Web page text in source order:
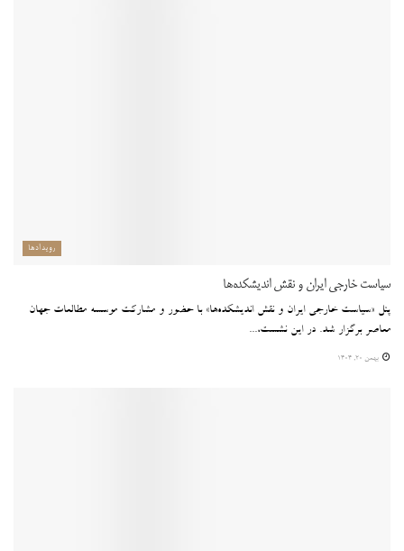
رویدادها
سیاست خارجی ایران و نقش اندیشکده‌ها
پنل «سیاست خارجی ایران و نقش اندیشکده‌ها» با حضور و مشارکت موسسه مطالعات جهان
معاصر برگزار شد. در این نشست،...
بهمن 20, 1404